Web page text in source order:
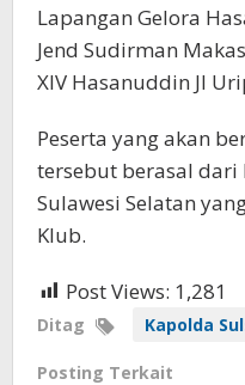
Lapangan Gelora
Jend Sudirman
XIV Hasanuddin Jl
Peserta yang akan
tersebut berasal
Sulawesi Selatan
Klub.
Post Views: 1,281
Ditag Kapolda
Posting Terkait